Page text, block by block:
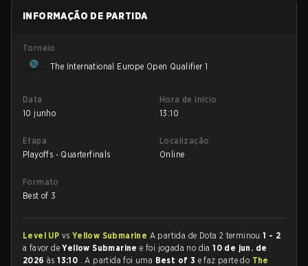
INFORMAÇÃO DE PARTIDA
Torneio
The International Europe Open Qualifier 1
Data
10 junho
Hora de início
13:10
Etapa
Playoffs - Quarterfinals
Localização
Online
Formato
Best of 3
Level UP vs Yellow Submarine A partida de Dota 2 terminou1 - 2
a favor deYellow Submarinee foi jogada no dia10 de jun. de
2026 às13:10 . A partida foi uma Best of 3 e faz parte do The